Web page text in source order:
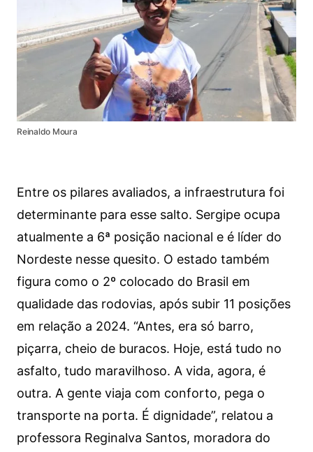
Reinaldo Moura
Entre os pilares avaliados, a infraestrutura foi
determinante para esse salto. Sergipe ocupa
atualmente a 6ª posição nacional e é líder do
Nordeste nesse quesito. O estado também
figura como o 2º colocado do Brasil em
qualidade das rodovias, após subir 11 posições
em relação a 2024. “Antes, era só barro,
piçarra, cheio de buracos. Hoje, está tudo no
asfalto, tudo maravilhoso. A vida, agora, é
outra. A gente viaja com conforto, pega o
transporte na porta. É dignidade”, relatou a
professora Reginalva Santos, moradora do